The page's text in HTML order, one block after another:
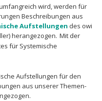
wird, werden für
Beschreibungen aus
Aufstellungen des owi
herangezogen. Mit der
für Systemische
Aufstellungen für den
aus unserer Themen-